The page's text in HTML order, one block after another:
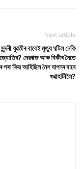
Next article
যুৱতীৰ বাবেই মৃত্যু ঘটিল নেকি
দেৱৰাজ আৰু বিকীৰ সৈতে
পৰা কিয় আহিছিল নৈশ যাপনৰ বাবে
গুৱাহাটীলৈ?